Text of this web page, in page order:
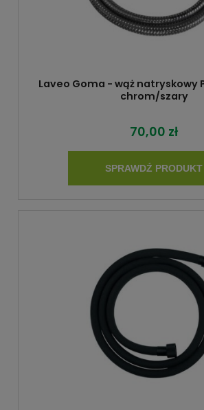
Laveo Goma - wąż natryskowy
chrom/szary
70,00 zł
SPRAWDŹ PRODUKT